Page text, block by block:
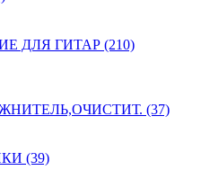
ДЛЯ ГИТАР (210)
(37)
(39)